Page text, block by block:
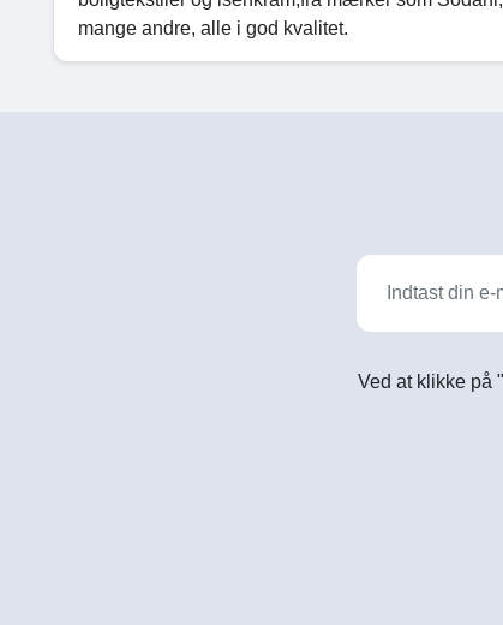
mange andre, alle i god kvalitet.
Ved at klikke på